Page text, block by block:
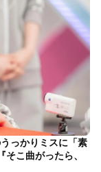
っかりミスに「素
こ曲がったら、